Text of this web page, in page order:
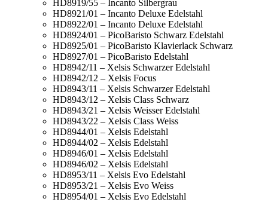
HD8919/55 – Incanto Silbergrau
HD8921/01 – Incanto Deluxe Edelstahl
HD8922/01 – Incanto Deluxe Edelstahl
HD8924/01 – PicoBaristo Schwarz Edelstahl
HD8925/01 – PicoBaristo Klavierlack Schwarz
HD8927/01 – PicoBaristo Edelstahl
HD8942/11 – Xelsis Schwarzer Edelstahl
HD8942/12 – Xelsis Focus
HD8943/11 – Xelsis Schwarzer Edelstahl
HD8943/12 – Xelsis Class Schwarz
HD8943/21 – Xelsis Weisser Edelstahl
HD8943/22 – Xelsis Class Weiss
HD8944/01 – Xelsis Edelstahl
HD8944/02 – Xelsis Edelstahl
HD8946/01 – Xelsis Edelstahl
HD8946/02 – Xelsis Edelstahl
HD8953/11 – Xelsis Evo Edelstahl
HD8953/21 – Xelsis Evo Weiss
HD8954/01 – Xelsis Evo Edelstahl